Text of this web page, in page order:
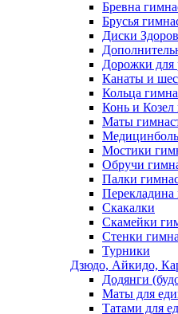
Бревна
Брусья
Диски
Дорожки для
Канаты и
Кольца
Конь и Козел
Маты
Мостики
Обручи
Палки
Перекладина
Скакалки
Скамейки
Стенки
Турники
Дзюдо, Айкидо,
Додянги
Маты для
Татами для